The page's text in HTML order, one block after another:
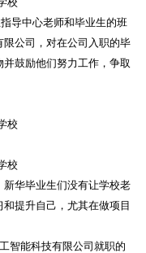
导中心老师和毕业生的班
公司，对在公司入职的毕
鼓励他们努力工作，争取
新华毕业生们没有让学校老
提升自己，尤其在做项目
智能科技有限公司就职的